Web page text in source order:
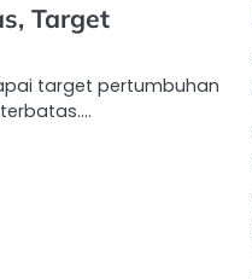
Target
target pertumbuhan